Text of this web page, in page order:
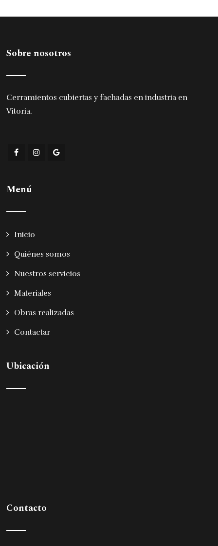
Sobre nosotros
Cerramientos cubiertas y fachadas en industria en
Vitoria.
Menú
Inicio
Quiénes somos
Nuestros servicios
Materiales
Obras realizadas
Contactar
Ubicación
Contacto